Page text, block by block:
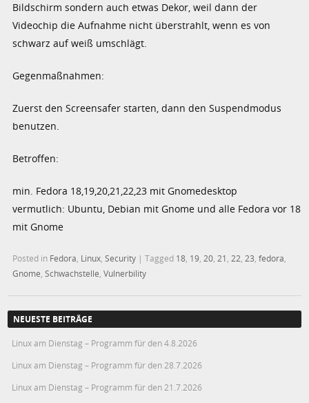
Bildschirm sondern auch etwas Dekor, weil dann der
Videochip die Aufnahme nicht überstrahlt, wenn es von
schwarz auf weiß umschlägt.
Gegenmaßnahmen:
Zuerst den Screensafer starten, dann den Suspendmodus
benutzen.
Betroffen:
min. Fedora 18,19,20,21,22,23 mit Gnomedesktop
vermutlich: Ubuntu, Debian mit Gnome und alle Fedora vor 18
mit Gnome
Posted in Fedora Linux ,Security |Tagged 18 19 20 21 22 23 ,fedora
Gnome ,Schwachstelle ,Vulnerbility
NEUESTE BEITRÄGE
Linux am Dienstag – Programm für den 4.8.2026
Linux am Dienstag – Programm für den 28.7.2026
Linux am Dienstag – Programm für den 21.7.2026